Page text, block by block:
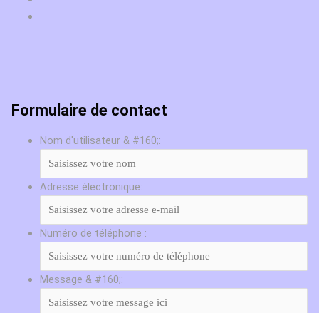
Formulaire de contact
Nom d'utilisateur & #160;:
Adresse électronique:
Numéro de téléphone :
Message & #160;: